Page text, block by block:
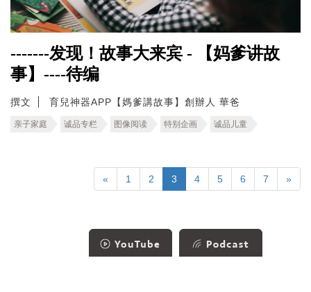
-------发现！故事大来宾 - 【妈爹讲故
事】----待编
撰文 育兒神器APP【媽爹講故事】創辦人 華爸
亲子家庭 诚品专栏 图像阅读 特别企画 诚品儿童
« 1 2 3 4 5 6 7 »